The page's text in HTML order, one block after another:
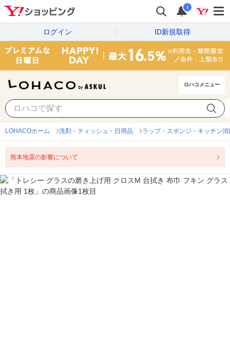
i
ログイン ID新規取得
ロハコメニュー
LOHACOホーム 洗剤・ティッシュ・日用品 ラップ・スポンジ・キッチン消
熊本地震の影響について